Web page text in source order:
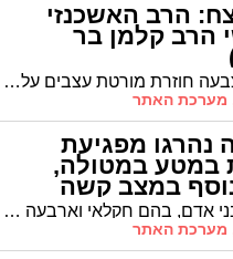
הרב האשכנזי
הרב קלמן בר
לאחר הצבעה חוזרת מורטת עצבים על תפקיד הרב האשכנזי הראשי, נבחר הרב קלמן בר ברוב של 77-58. היה פתק לבן אחד
נהרגו מפגיעת
במטע במטולה,
במצב קשה
חמישה בני אדם, בהם חקלאי וארבעה עובדים זרים, נהרגו מפגיעה ישירה של שתי רקטות במטע חקלאי במושבה. אדם נוסף נפצע באורח קשה באירוע.